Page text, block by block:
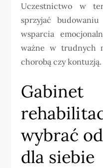
Uczestnictwo w
sprzyjać
wsparcia
ważne w trudnych
chorobą czy kontuzją.
Gabinet
wybrać
dla siebie